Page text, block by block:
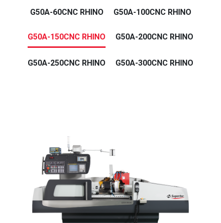
G50A-60CNC RHINO G50A-100CNC RHINO
G50A-150CNC RHINO G50A-200CNC RHINO
G50A-250CNC RHINO G50A-300CNC RHINO